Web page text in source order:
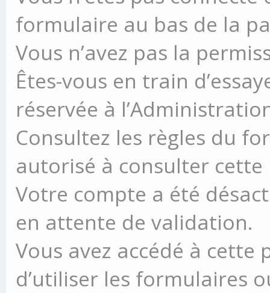
formulaire au bas de la
Vous n’avez pas la
Êtes-vous en train
réservée à
Consultez les règles du
autorisé à consulter cette
Votre compte a été
en attente de validation.
Vous avez accédé à
d’utiliser les formulaires